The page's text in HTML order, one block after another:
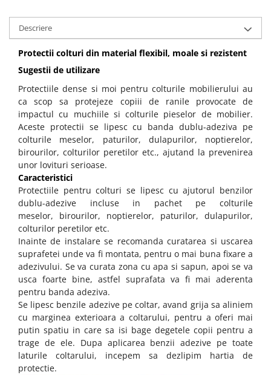
Descriere
Protectii colturi din material flexibil, moale si rezistent
Sugestii de utilizare
Protectiile dense si moi pentru colturile mobilierului au
ca scop sa protejeze copiii de ranile provocate de
impactul cu muchiile si colturile pieselor de mobilier.
Aceste protectii se lipesc cu banda dublu-adeziva pe
colturile meselor, paturilor, dulapurilor, noptierelor,
birourilor, colturilor peretilor etc., ajutand la prevenirea
unor lovituri serioase.
Caracteristici
Protectiile pentru colturi se lipesc cu ajutorul benzilor
dublu-adezive incluse in pachet pe colturile
meselor, birourilor, noptierelor, paturilor, dulapurilor,
colturilor peretilor etc.
Inainte de instalare se recomanda curatarea si uscarea
suprafetei unde va fi montata, pentru o mai buna fixare a
adezivului. Se va curata zona cu apa si sapun, apoi se va
usca foarte bine, astfel suprafata va fi mai aderenta
pentru banda adeziva.
Se lipesc benzile adezive pe coltar, avand grija sa aliniem
cu marginea exterioara a coltarului, pentru a oferi mai
putin spatiu in care sa isi bage degetele copii pentru a
trage de ele. Dupa aplicarea benzii adezive pe toate
laturile coltarului, incepem sa dezlipim hartia de
protectie.